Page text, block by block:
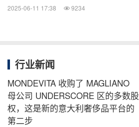
2025-06-11 17:38 9234
行业新闻
MONDEVITA 收购了 MAGLIANO
母公司 UNDERSCORE 区的多数股
权，这是新的意大利奢侈品平台的
第二步